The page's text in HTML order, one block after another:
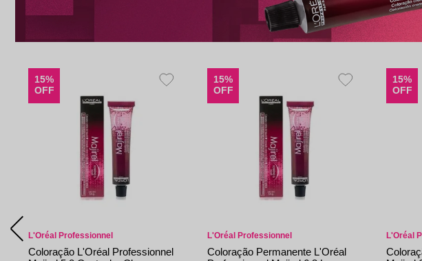
15%
OFF
L'Oréal Professionnel
Coloração L'Oréal Professionnel
15%
OFF
L'Oréal Professionnel
Coloração Permanente L'Oréal
15%
OFF
L'Oréal